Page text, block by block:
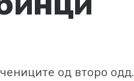
од второ